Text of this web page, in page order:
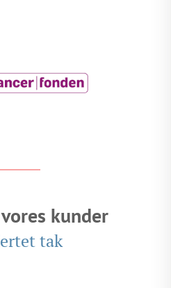
kunder
tak